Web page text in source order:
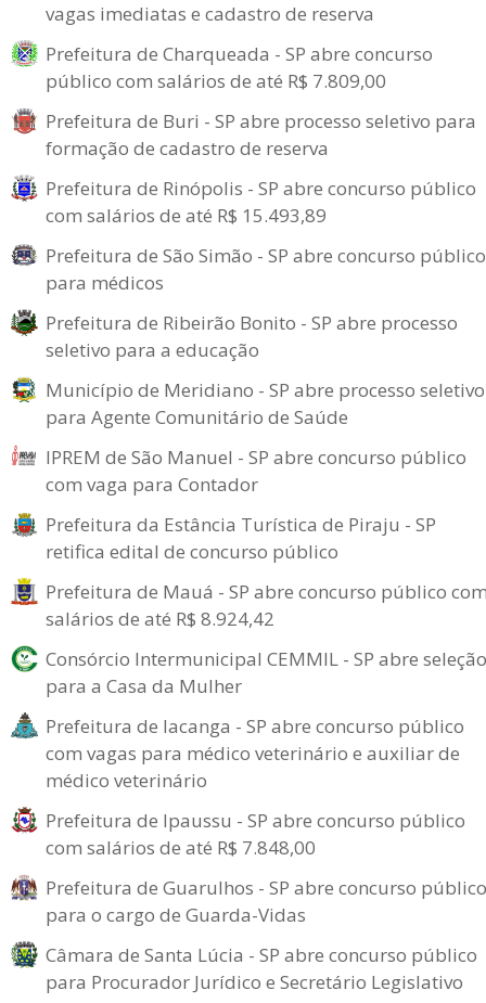
vagas imediatas e cadastro de reserva
Prefeitura de Charqueada - SP abre concurso
público com salários de até R$ 7.809,00
Prefeitura de Buri - SP abre processo seletivo para
formação de cadastro de reserva
Prefeitura de Rinópolis - SP abre concurso público
com salários de até R$ 15.493,89
Prefeitura de São Simão - SP abre concurso público
para médicos
Prefeitura de Ribeirão Bonito - SP abre processo
seletivo para a educação
Município de Meridiano - SP abre processo seletivo
para Agente Comunitário de Saúde
IPREM de São Manuel - SP abre concurso público
com vaga para Contador
Prefeitura da Estância Turística de Piraju - SP
retifica edital de concurso público
Prefeitura de Mauá - SP abre concurso público
salários de até R$ 8.924,42
Consórcio Intermunicipal CEMMIL - SP abre seleção
para a Casa da Mulher
Prefeitura de Iacanga - SP abre concurso público
com vagas para médico veterinário e auxiliar de
médico veterinário
Prefeitura de Ipaussu - SP abre concurso público
com salários de até R$ 7.848,00
Prefeitura de Guarulhos - SP abre concurso público
para o cargo de Guarda-Vidas
Câmara de Santa Lúcia - SP abre concurso público
para Procurador Jurídico e Secretário Legislativo